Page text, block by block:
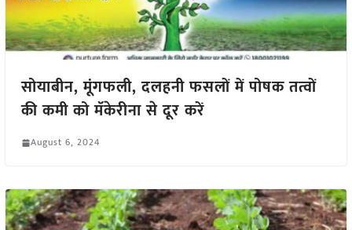
सोयाबीन, मूंगफली, दलहनी फसलों में पोषक तत्वों
की कमी को मॅकेरीना से दूर करें
August 6, 2024